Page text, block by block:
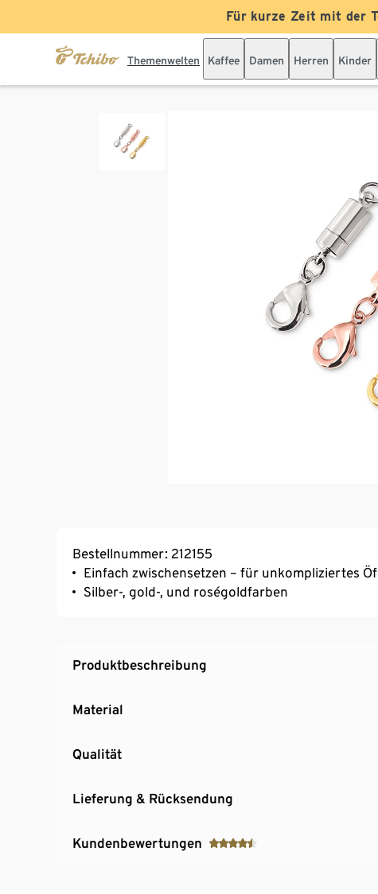
Für kurze Zeit mit der
Themenwelten Kaffee Damen Herren Kinder
Bestellnummer: 212155
Einfach zwischensetzen – für unkompliziertes
Silber-, gold-, und roségoldfarben
Produktbeschreibung
Material
Qualität
Lieferung & Rücksendung
Kundenbewertungen